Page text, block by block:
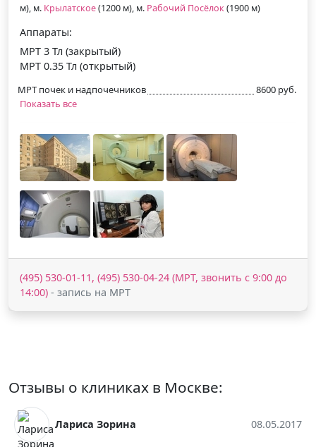
м), м. Крылатское(1200 м), м. Рабочий Посёлок(1900 м)
Аппараты:
МРТ 3 Тл (закрытый)
МРТ 0.35 Тл (открытый)
МРТ почек и надпочечников
8600 руб.
Показать все
(495) 530-01-11, (495) 530-04-24 (МРТ, звонить с 9:00 до
14:00) - запись на МРТ
Отзывы о клиниках в Москве:
Лариса Зорина 08.05.2017